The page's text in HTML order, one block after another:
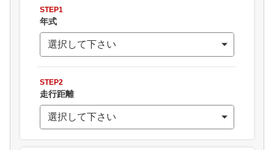
STEP1
年式
STEP2
走行距離